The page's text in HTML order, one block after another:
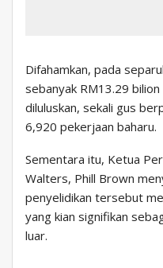
Difahamkan, pada
sebanyak RM13.29
diluluskan, sekali gus
6,920 pekerjaan baharu.
Sementara itu, Ketua
Walters, Phill Brown
penyelidikan tersebut
yang kian signifikan
luar.